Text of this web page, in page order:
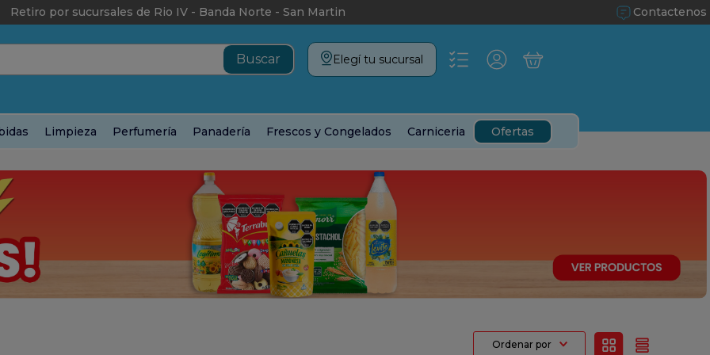
Retiro por sucursales de Rio IV - Banda Norte - San Martin Contactenos
Elegí tu sucursal
Limpieza Perfumería Panadería Frescos y Congelados Carniceria Ofertas
Ordenar por